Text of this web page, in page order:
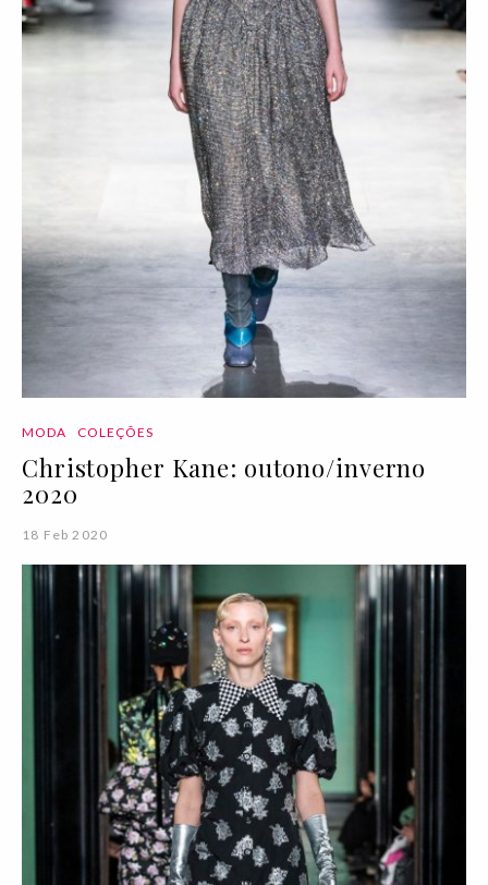
MODA COLEÇÕES
Christopher Kane: outono/inverno
2020
18 Feb 2020